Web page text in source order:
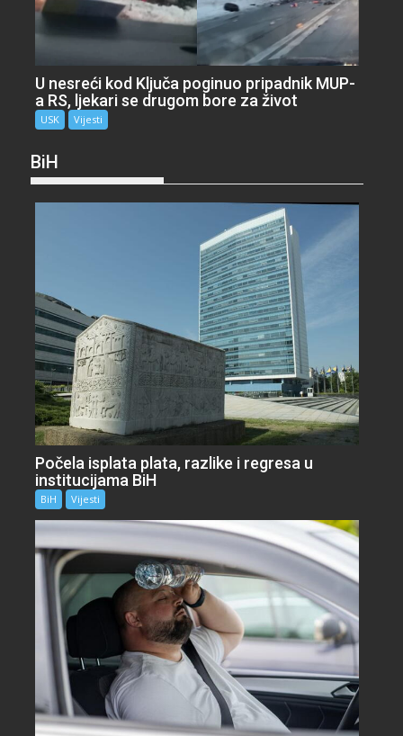
U nesreći kod Ključa poginuo pripadnik MUP-
a RS, ljekari se drugom bore za život
USK Vijesti
BiH
Počela isplata plata, razlike i regresa u
institucijama BiH
BiH Vijesti